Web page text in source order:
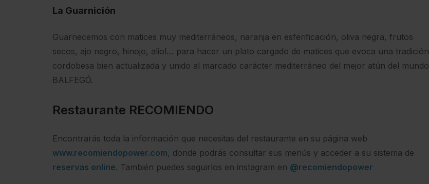
La Guarnición
Guarnecemos con matices muy mediterráneos, naranja en esferificación, oliva negra, frutos
secos, ajo negro, hinojo, aliol… para hacer un plato cargado de matices que evoca una tradición
cordobesa bien actualizada y unido al marcado carácter mediterráneo del mejor atún del mundo
BALFEGÓ.
Restaurante RECOMIENDO
Encontrarás toda la información que necesitas del restaurante en su página web
www.recomiendopower.com, donde podrás consultar sus menús y acceder a su sistema de
reservas online. También puedes seguirlos en instagram en @recomiendopower